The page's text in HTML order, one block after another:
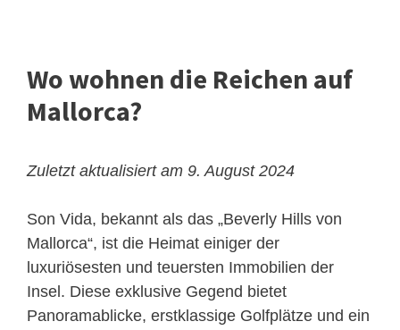
Wo wohnen die Reichen auf
Mallorca?
Zuletzt aktualisiert am 9. August 2024
Son Vida, bekannt als das „Beverly Hills von
Mallorca“, ist die Heimat einiger der
luxuriösesten und teuersten Immobilien der
Insel. Diese exklusive Gegend bietet
Panoramablicke, erstklassige Golfplätze und ein